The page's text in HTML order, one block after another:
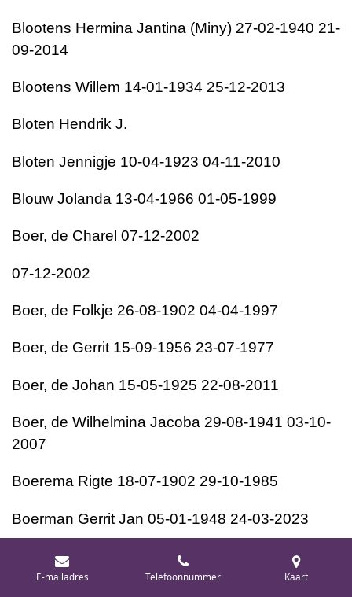
Blootens Hermina Jantina (Miny) 27-02-1940 21-
09-2014
Blootens Willem 14-01-1934 25-12-2013
Bloten Hendrik J.
Bloten Jennigje 10-04-1923 04-11-2010
Blouw Jolanda 13-04-1966 01-05-1999
Boer, de Charel 07-12-2002
07-12-2002
Boer, de Folkje 26-08-1902 04-04-1997
Boer, de Gerrit 15-09-1956 23-07-1977
Boer, de Johan 15-05-1925 22-08-2011
Boer, de Wilhelmina Jacoba 29-08-1941 03-10-
2007
Boerema Rigte 18-07-1902 29-10-1985
Boerman Gerrit Jan 05-01-1948 24-03-2023
Boerman 01-11-1938
E-mailadres Telefoonnummer Kaart